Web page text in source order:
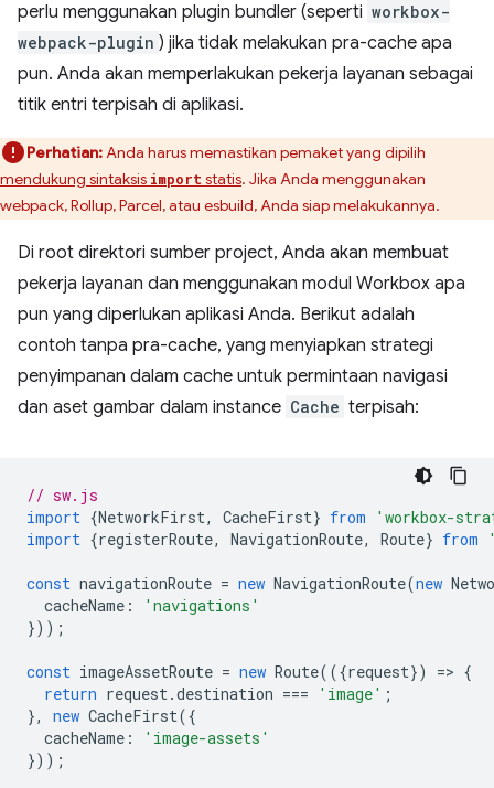
perlu menggunakan plugin bundler (seperti workbox-
webpack-plugin ) jika tidak melakukan pra-cache apa
pun. Anda akan memperlakukan pekerja layanan sebagai
titik entri terpisah di aplikasi.
Perhatian:Anda harus memastikan pemaket yang dipilih
mendukung sintaksis import statis. Jika Anda menggunakan
webpack, Rollup, Parcel, atau esbuild, Anda siap melakukannya.
Di root direktori sumber project, Anda akan membuat
pekerja layanan dan menggunakan modul Workbox apa
pun yang diperlukan aplikasi Anda. Berikut adalah
contoh tanpa pra-cache, yang menyiapkan strategi
penyimpanan dalam cache untuk permintaan navigasi
dan aset gambar dalam instance Cache terpisah:
// sw.js
import {NetworkFirst, CacheFirst} from
'workbox-
import {registerRoute, NavigationRoute, Route} from
const navigationRoute = new NavigationRoute(new
cacheName :
'navigations'
}));
const imageAssetRoute = new Route(({request}) => {
return request.destination === 'image' ;
},
new CacheFirst({
cacheName :
'image-assets'
}));